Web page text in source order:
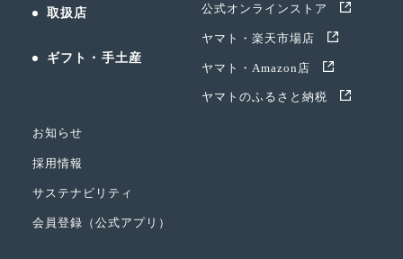
取扱店
ギフト・手土産
公式オンラインストア
ヤマト・楽天市場店
ヤマト・Amazon店
ヤマトのふるさと納税
お知らせ
採用情報
サステナビリティ
会員登録（公式アプリ）